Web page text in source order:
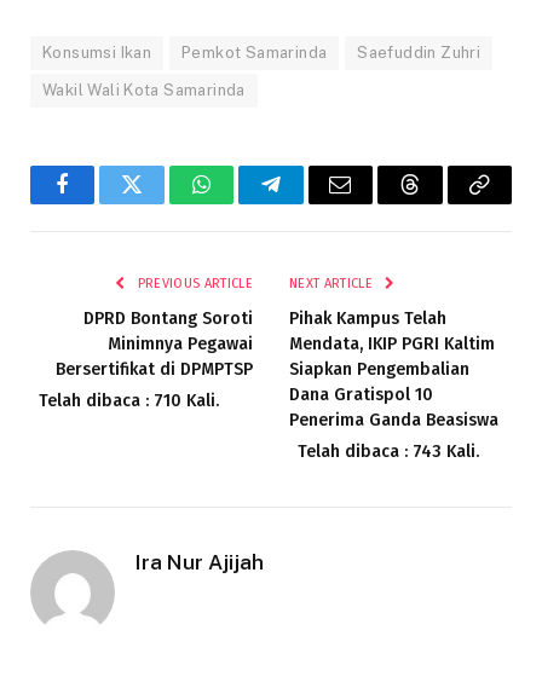
Konsumsi Ikan Pemkot Samarinda Saefuddin Zuhri
Wakil Wali Kota Samarinda
FacebookTwitter WhatsAppTelegramEmail ThreadsCopy
PREVIOUS ARTICLE
DPRD Bontang Soroti
Minimnya Pegawai
Bersertifikat di DPMPTSP
Telah dibaca : 710 Kali.
NEXT ARTICLE
Pihak Kampus Telah
Mendata, IKIP PGRI Kaltim
Siapkan Pengembalian
Dana Gratispol 10
Penerima Ganda Beasiswa
Telah dibaca : 743 Kali.
Ira Nur Ajijah